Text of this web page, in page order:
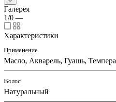
Галерея
1/0 —
Характеристики
Применение
Масло, Акварель, Гуашь, Темпера
Волос
Натуральный